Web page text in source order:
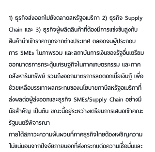
1) ธุรกิจส่งออกไปยังตลาดสหรัฐอเมริกา 2) ธุรกิจ Supply
Chain และ 3) ธุรกิจผู้ผลิตสินค้าที่ต้องมีการแข่งขันสูงกับ
สินค้านำเข้าราคาถูกจากต่างประเทศ ตลอดจนผู้ประกอบ
การ SMEs ในภาพรวม และสถาบันการเงินของรัฐอื่นเตรียม
ออกมาตรการกระตุ้นเศรษฐกิจในภาคเกษตรกรรม และภาค
อสังหาริมทรัพย์ รวมถึงออกมาตรการลดดอกเบี้ยเงินกู้ เพื่อ
ช่วยเหลือบรรเทาผลกระทบของนโยบายภาษีสหรัฐอเมริกาที่
ส่งผลต่อผู้ส่งออกและธุรกิจ SMEs/Supply Chain อย่างมี
นัยสำคัญ เป็นต้น ขณะนี้อยู่ระหว่างเตรียมการเสนอเข้าคณะ
รัฐมนตรีพิจารณา
ภายใต้สภาวะความผันผวนที่ภาคธุรกิจไทยต้องเผชิญความ
ไม่แน่นอนจากปัจจัยภายนอกที่ส่งกระทบต่อความเชื่อมั่นและ